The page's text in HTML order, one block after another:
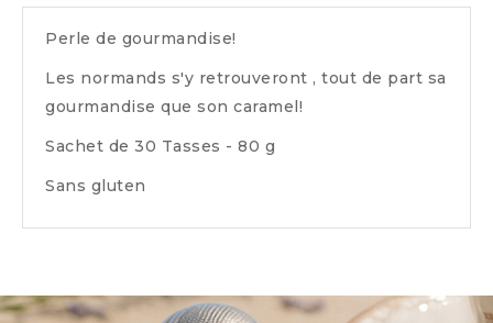
Perle de gourmandise!
Les normands s'y retrouveront , tout de part sa
gourmandise que son caramel!
Sachet de 30 Tasses - 80 g
Sans gluten